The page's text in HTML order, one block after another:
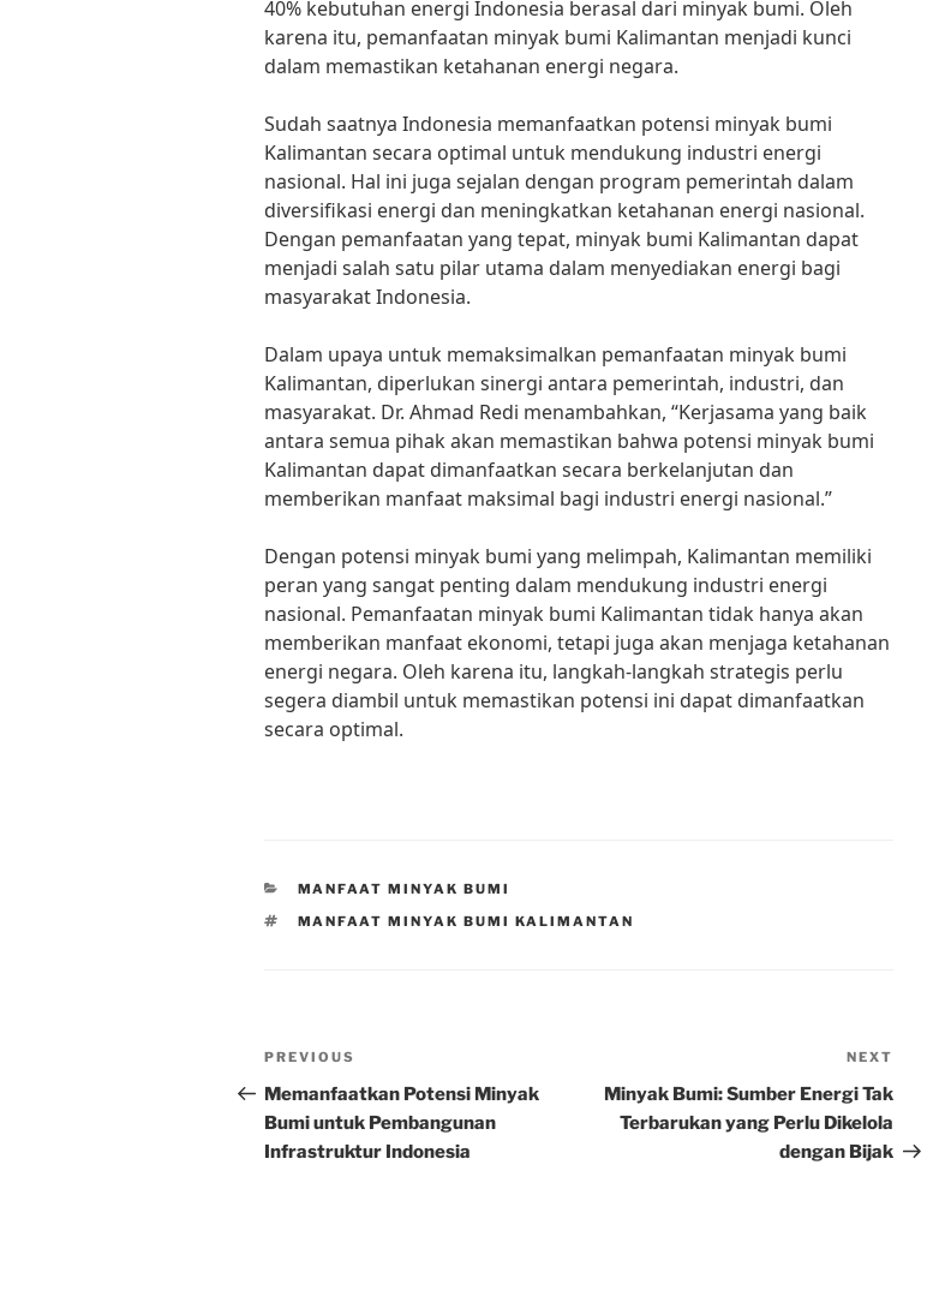
40% kebutuhan energi Indonesia berasal dari minyak bumi. Oleh
karena itu, pemanfaatan minyak bumi Kalimantan menjadi kunci
dalam memastikan ketahanan energi negara.
Sudah saatnya Indonesia memanfaatkan potensi minyak bumi
Kalimantan secara optimal untuk mendukung industri energi
nasional. Hal ini juga sejalan dengan program pemerintah dalam
diversifikasi energi dan meningkatkan ketahanan energi nasional.
Dengan pemanfaatan yang tepat, minyak bumi Kalimantan dapat
menjadi salah satu pilar utama dalam menyediakan energi bagi
masyarakat Indonesia.
Dalam upaya untuk memaksimalkan pemanfaatan minyak bumi
Kalimantan, diperlukan sinergi antara pemerintah, industri, dan
masyarakat. Dr. Ahmad Redi menambahkan, “Kerjasama yang baik
antara semua pihak akan memastikan bahwa potensi minyak bumi
Kalimantan dapat dimanfaatkan secara berkelanjutan dan
memberikan manfaat maksimal bagi industri energi nasional.”
Dengan potensi minyak bumi yang melimpah, Kalimantan memiliki
peran yang sangat penting dalam mendukung industri energi
nasional. Pemanfaatan minyak bumi Kalimantan tidak hanya akan
memberikan manfaat ekonomi, tetapi juga akan menjaga ketahanan
energi negara. Oleh karena itu, langkah-langkah strategis perlu
segera diambil untuk memastikan potensi ini dapat dimanfaatkan
secara optimal.
CATEGORIES
MANFAAT MINYAK BUMI
TAGS
MANFAAT MINYAK BUMI KALIMANTAN
Post
navigation
Previous
Post
PREVIOUS
Memanfaatkan Potensi Minyak
Bumi untuk Pembangunan
Infrastruktur Indonesia
Post
NEXT
Minyak Bumi: Sumber Energi Tak
Terbarukan yang Perlu Dikelola
dengan Bijak